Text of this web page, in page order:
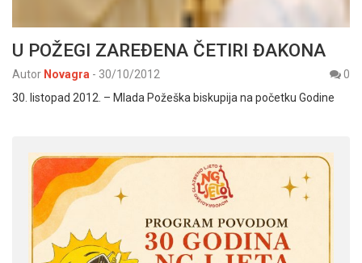
U POŽEGI ZAREĐENA ČETIRI ĐAKONA
Autor Novagra - 30/10/2012
0
30. listopad 2012. – Mlada Požeška biskupija na početku Godine